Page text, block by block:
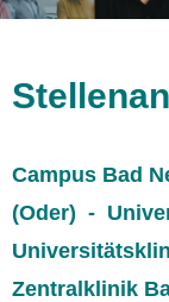
Campus Bad
(Oder) -
Zentralklinik